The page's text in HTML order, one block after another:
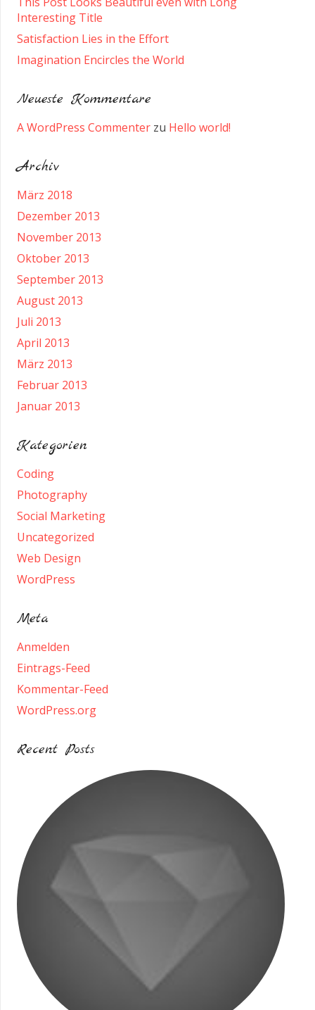
Interesting Title
Satisfaction Lies in the Effort
Imagination Encircles the World
Neueste Kommentare
A WordPress Commenter zu Hello world!
Archiv
März 2018
Dezember 2013
November 2013
Oktober 2013
September 2013
August 2013
Juli 2013
April 2013
März 2013
Februar 2013
Januar 2013
Kategorien
Coding
Photography
Social Marketing
Uncategorized
Web Design
WordPress
Meta
Anmelden
Eintrags-Feed
Kommentar-Feed
WordPress.org
Recent Posts